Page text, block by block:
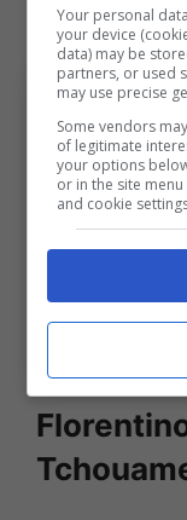
il presidente
(Ansa Foto)
Your personal
your device
data) may be
partners, or used
may use precise
Some vendors
of legitimate
your options
or in the site
and cookie